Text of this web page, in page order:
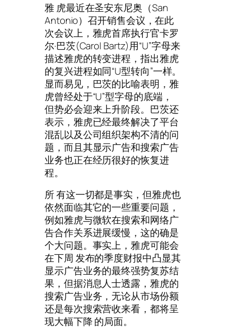
雅 虎最近在圣安东尼奥（San
Antonio）召开销售会议，在此
次会议上，雅虎首席执行官卡罗
尔·巴茨(Carol Bartz)用“U”字母来
描述雅虎的转变进程，指出雅虎
的复兴进程如同“U型转向”一样。
显而易见，巴茨的比喻表明，雅
虎曾经处于“U”型字母的底端，
但势必会迎来上升阶段。巴茨还
表示，雅虎已经最终解决了平台
混乱以及公司组织架构不清的问
题，而且其显示广告和搜索广告
业务也正在经历很好的恢复进
程。
所 有这一切都是事实，但雅虎也
依然面临其它的一些重要问题，
例如雅虎与微软在搜索和网络广
告合作关系进展缓慢，这的确是
个大问题。事实上，雅虎可能会
在下周 发布的季度财报中凸显其
显示广告业务的最终强势复苏结
果，但据消息人士透露，雅虎的
搜索广告业务，无论从市场份额
还是每次搜索营收来看，都将呈
现大幅下降 的局面。